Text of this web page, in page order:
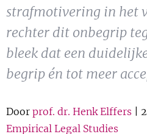
Cursus
BLOG
strafmotivering in het
rechter dit onbegrip
bleek dat een
begrip én tot meer
Door prof. dr. Henk Elffers |
Empirical Legal Studies